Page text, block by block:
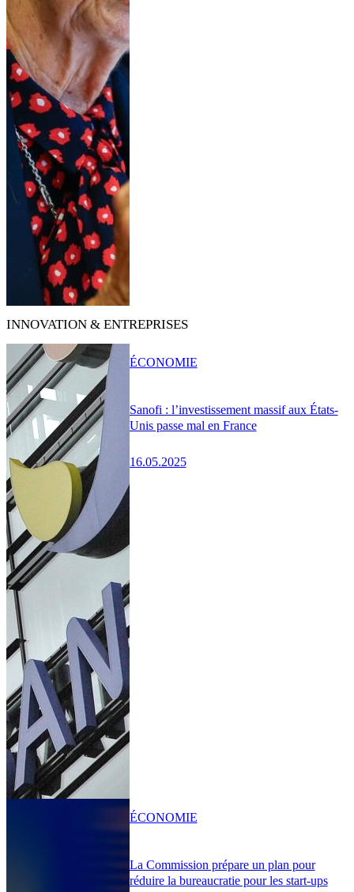
INNOVATION & ENTREPRISES
Sanofi : l’investissement massif aux États-
Unis passe mal en France
16.05.2025
ÉCONOMIE
La Commission prépare un plan pour
réduire la bureaucratie pour les start-ups
ÉCONOMIE